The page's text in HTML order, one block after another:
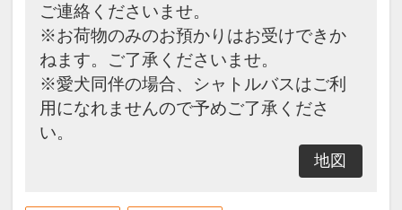
ご連絡くださいませ。
※お荷物のみのお預かりはお受けできか
ねます。ご了承くださいませ。
※愛犬同伴の場合、シャトルバスはご利
用になれませんので予めご了承くださ
い。
地図